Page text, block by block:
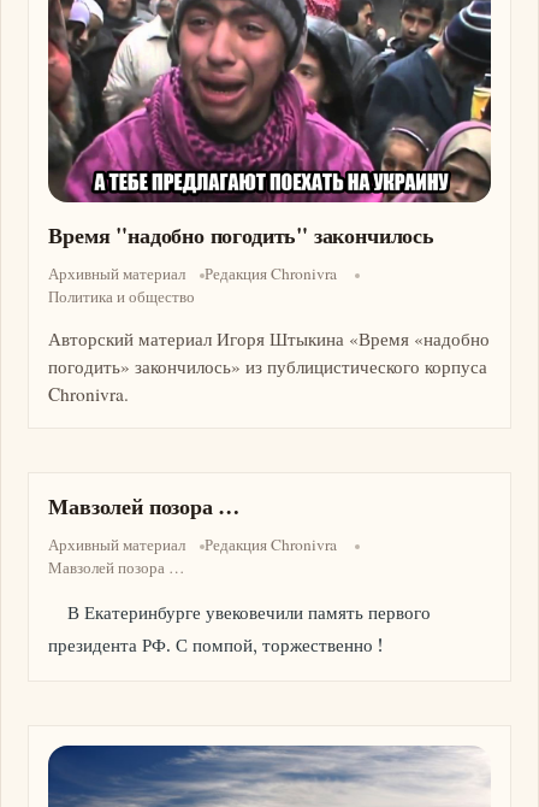
Время "надобно погодить" закончилось
Архивный материал
Редакция Chronivra
Политика и общество
Авторский материал Игоря Штыкина «Время «надобно
погодить» закончилось» из публицистического корпуса
Chronivra.
Мавзолей позора …
Архивный материал
Редакция Chronivra
Мавзолей позора …
В Екатеринбурге увековечили память первого
президента РФ. С помпой, торжественно !
Изображение